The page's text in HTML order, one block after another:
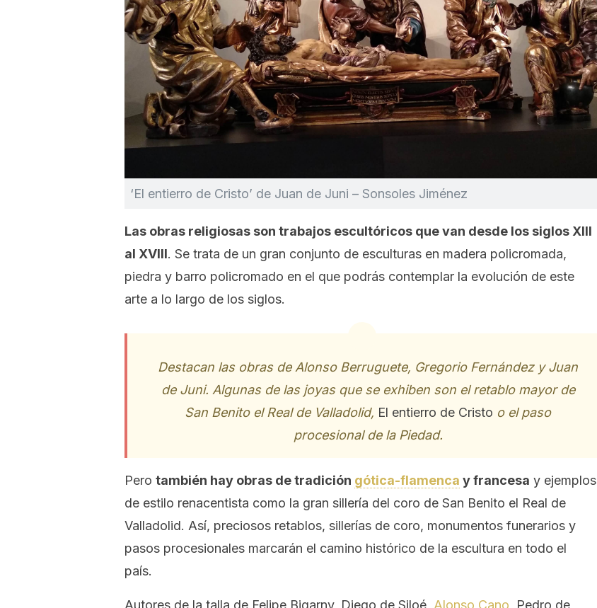
‘El entierro de Cristo’ de Juan de Juni – Sonsoles Jiménez
Las obras religiosas son trabajos escultóricos que van desde los siglos XIII
al XVIII. Se trata de un gran conjunto de esculturas en madera policromada,
piedra y barro policromado en el que podrás contemplar la evolución de este
arte a lo largo de los siglos.
Destacan las obras de Alonso Berruguete, Gregorio Fernández y Juan
de Juni. Algunas de las joyas que se exhiben son el retablo mayor de
San Benito el Real de Valladolid, El entierro de Cristo o el paso
procesional de la Piedad.
Pero también hay obras de tradición gótica-flamenca y francesa y ejemplos
de estilo renacentista como la gran sillería del coro de San Benito el Real de
Valladolid. Así, preciosos retablos, sillerías de coro, monumentos funerarios y
pasos procesionales marcarán el camino histórico de la escultura en todo el
país.
Autores de la talla de Felipe Bigarny, Diego de Siloé, Alonso Cano, Pedro de